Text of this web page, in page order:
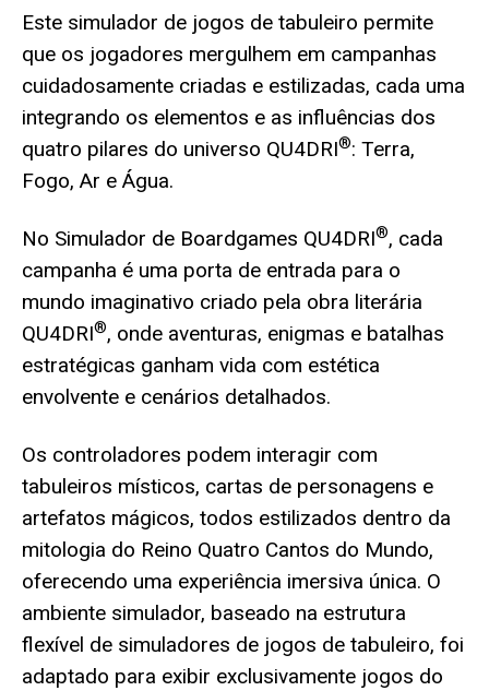
Este simulador de jogos de tabuleiro permite
que os jogadores mergulhem em campanhas
cuidadosamente criadas e estilizadas, cada uma
integrando os elementos e as influências dos
quatro pilares do universo QU4DRI®: Terra,
Fogo, Ar e Água.
No Simulador de Boardgames QU4DRI®, cada
campanha é uma porta de entrada para o
mundo imaginativo criado pela obra literária
QU4DRI®, onde aventuras, enigmas e batalhas
estratégicas ganham vida com estética
envolvente e cenários detalhados.
Os controladores podem interagir com
tabuleiros místicos, cartas de personagens e
artefatos mágicos, todos estilizados dentro da
mitologia do Reino Quatro Cantos do Mundo,
oferecendo uma experiência imersiva única. O
ambiente simulador, baseado na estrutura
flexível de simuladores de jogos de tabuleiro, foi
adaptado para exibir exclusivamente jogos do